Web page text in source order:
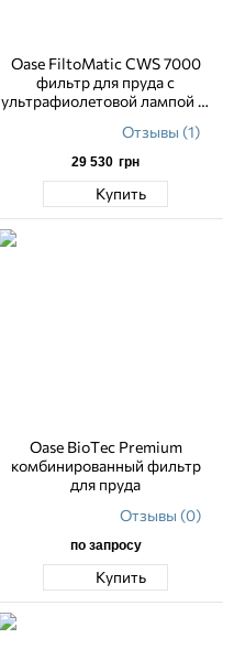
Oase FiltoMatic CWS 7000
фильтр для пруда с
ультрафиолетовой лампой 11
Отзывы (1)
29 530 грн
Купить
Oase BioTec Premium
комбинированный фильтр
для пруда
Отзывы (0)
по запросу
Купить